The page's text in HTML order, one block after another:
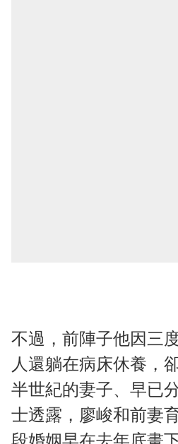
不過，前陣子他因三
人還躺在病床休養，
半世紀的妻子、早已
士透露，廖峻和前妻
段婚姻早在去年底畫